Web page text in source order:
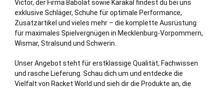
Victor, der Firma Babolat sowie Karakal findest du bei uns
exklusive Schläger, Schuhe für optimale Performance,
Zusatzartikel und vieles mehr – die komplette Ausrüstung
für maximales Spielvergnügen in Mecklenburg-Vorpommern,
Wismar, Stralsund und Schwerin
Unser Angebot steht für erstklassige Qualität, Fachwissen
und rasche Lieferung. Schau dich um und entdecke die
Vielfalt von Racket World und sieh dir die Produkte an, die